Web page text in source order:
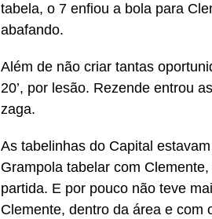
tabela, o 7 enfiou a bola para
abafando.
Além de não criar tantas
20’, por lesão. Rezende entrou
zaga.
As tabelinhas do Capital
Grampola tabelar com
partida. E por pouco não teve
Clemente, dentro da área e com